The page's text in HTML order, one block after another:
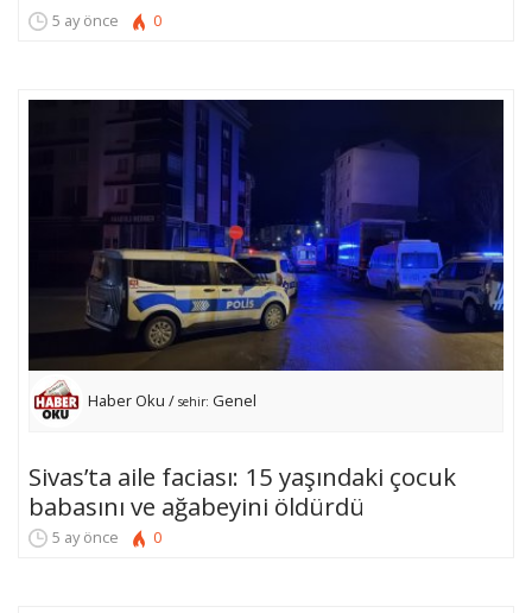
5 ay önce 0
Haber Oku / sehir: Genel
Sivas’ta aile faciası: 15 yaşındaki çocuk
babasını ve ağabeyini öldürdü
5 ay önce 0